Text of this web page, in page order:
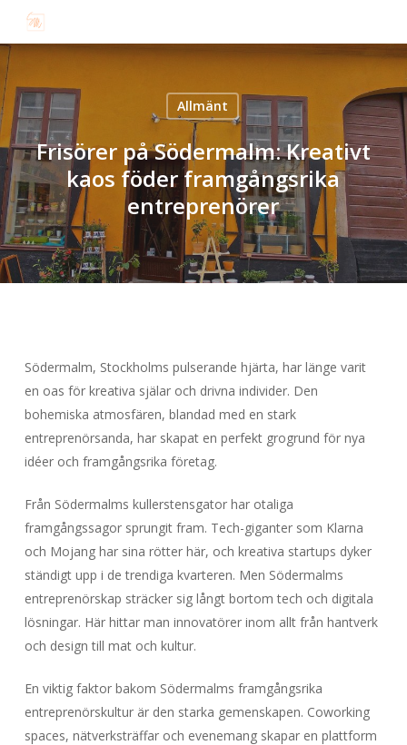
main
content
Allmänt
Frisörer på Södermalm: Kreativt
kaos föder framgångsrika
entreprenörer
Södermalm, Stockholms pulserande hjärta, har länge varit
en oas för kreativa själar och drivna individer. Den
bohemiska atmosfären, blandad med en stark
entreprenörsanda, har skapat en perfekt grogrund för nya
idéer och framgångsrika företag.
Från Södermalms kullerstensgator har otaliga
framgångssagor sprungit fram. Tech-giganter som Klarna
och Mojang har sina rötter här, och kreativa startups dyker
ständigt upp i de trendiga kvarteren. Men Södermalms
entreprenörskap sträcker sig långt bortom tech och digitala
lösningar. Här hittar man innovatörer inom allt från hantverk
och design till mat och kultur.
En viktig faktor bakom Södermalms framgångsrika
entreprenörskultur är den starka gemenskapen. Coworking
spaces, nätverksträffar och evenemang skapar en plattform